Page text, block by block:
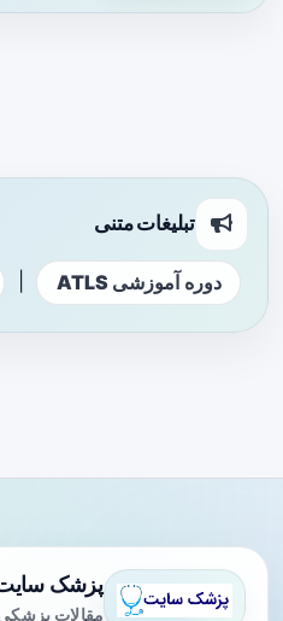
تبلیغات متنی
دوره آموزشی ATLS
پزشک
مقالات